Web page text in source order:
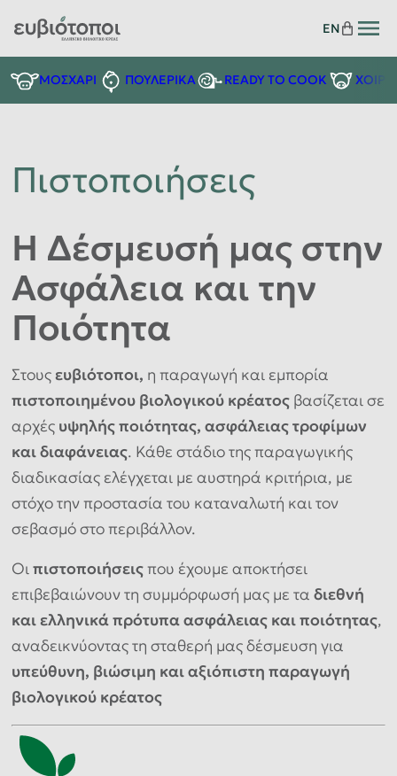
EN
ΜΟΣΧΑΡΙ ΠΟΥΛΕΡΙΚΑ READY TO COOK
Πιστοποιήσεις
Η Δέσμευσή μας στην
Ασφάλεια και την
Ποιότητα
Στουςευβιότοποι, η παραγωγή και εμπορία
πιστοποιημένου βιολογικού κρέατοςβασίζεται σε
αρχές υψηλής ποιότητας, ασφάλειας τροφίμων
και διαφάνειας. Κάθε στάδιο της παραγωγικής
διαδικασίας ελέγχεται με αυστηρά κριτήρια, με
στόχο την προστασία του καταναλωτή και τον
σεβασμό στο περιβάλλον.
Οιπιστοποιήσειςπου έχουμε αποκτήσει
επιβεβαιώνουν τη συμμόρφωσή μας με τα διεθνή
και ελληνικά πρότυπα ασφάλειας και ποιότητας,
αναδεικνύοντας τη σταθερή μας δέσμευση για
υπεύθυνη, βιώσιμη και αξιόπιστη παραγωγή
βιολογικού κρέατος